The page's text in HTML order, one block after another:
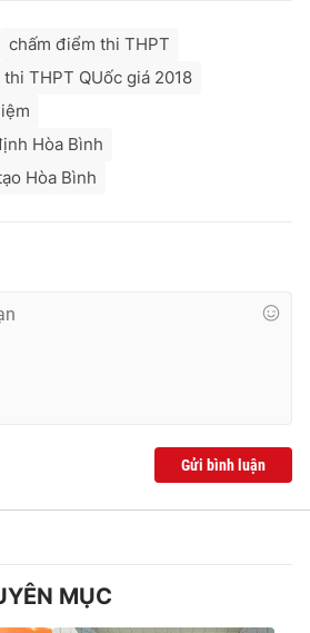
chấm điểm thi THPT
thi THPT QUốc giá 2018
Hòa Bình
Hòa Bình
Gửi bình luận
MỤC